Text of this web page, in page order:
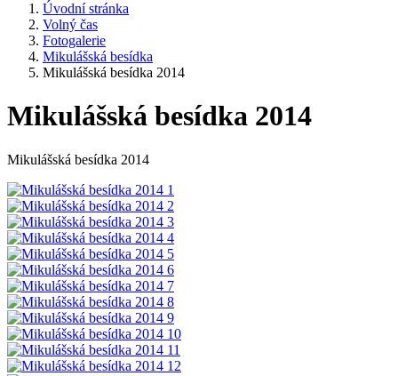
Úvodní stránka
Volný čas
Fotogalerie
Mikulášská besídka
Mikulášská besídka 2014
Mikulášská besídka 2014
Mikulášská besídka 2014